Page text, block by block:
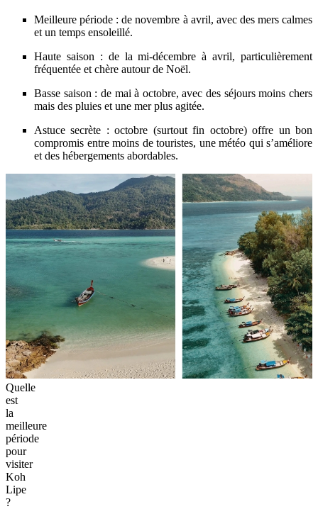
Meilleure période : de novembre à avril, avec des mers calmes
et un temps ensoleillé.
Haute saison : de la mi-décembre à avril, particulièrement
fréquentée et chère autour de Noël.
Basse saison : de mai à octobre, avec des séjours moins chers
mais des pluies et une mer plus agitée.
Astuce secrète : octobre (surtout fin octobre) offre un bon
compromis entre moins de touristes, une météo qui s’améliore
et des hébergements abordables.
Quelle
est
la
meilleure
période
pour
visiter
Koh
Lipe
?